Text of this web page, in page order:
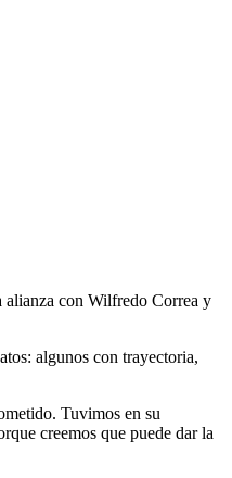
alianza con Wilfredo Correa y
algunos con trayectoria,
Tuvimos en su
creemos que puede dar la